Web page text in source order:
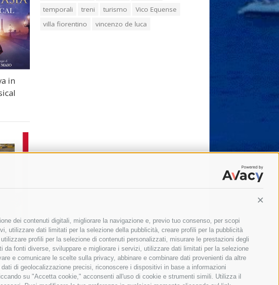
dei contenuti digitali, migliorare la navigazione e, previo tuo consenso, per scopi
utilizzare dati limitati per la selezione della pubblicità, creare profili per la pubblicità
profili per la selezione di contenuti personalizzati, misurare le prestazioni degli
fonti diverse, sviluppare e migliorare i servizi, utilizzare dati limitati per la selezione
e comunicare le scelte sulla privacy, abbinare e combinare dati provenienti da altre
di geolocalizzazione precisi, riconoscere i dispositivi in base a informazioni
su "Accetta cookie," acconsenti all'uso di cookie e strumenti simili. Utilizza il
in
temporali
treni turismo
Vico Equense
villa fiorentino
vincenzo de luca